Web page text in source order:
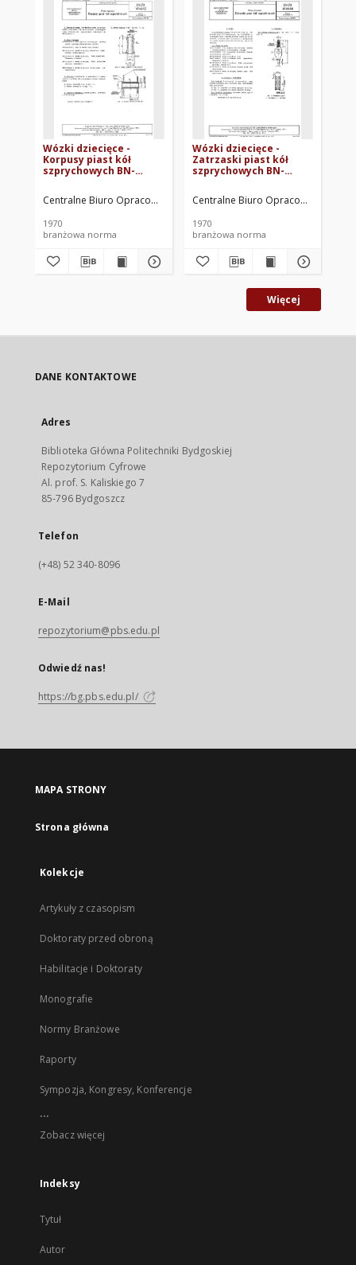
Wózki dziecięce -
Korpusy piast kół
szprychowych BN-
Centralne Biuro Opracowań Technicznych Drobnej Wytwórczości.
1970
branżowa norma
Wózki dziecięce -
Zatrzaski piast kół
szprychowych BN-
Centralne Biuro Opracowań
1970
branżowa norma
Więcej
DANE KONTAKTOWE
Adres
Biblioteka Główna Politechniki Bydgoskiej
Repozytorium Cyfrowe
Al. prof. S. Kaliskiego 7
85-796 Bydgoszcz
Telefon
(+48) 52 340-8096
E-Mail
repozytorium@pbs.edu.pl
Odwiedź nas!
https://bg.pbs.edu.pl/
MAPA STRONY
Strona główna
Kolekcje
Artykuły z czasopism
Doktoraty przed obroną
Habilitacje i Doktoraty
Monografie
Normy Branżowe
Raporty
Sympozja, Kongresy, Konferencje
...
Zobacz więcej
Indeksy
Tytuł
Autor